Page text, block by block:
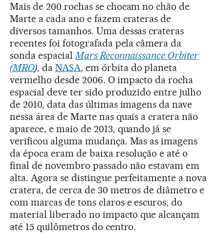
Mais de 200 rochas se chocam no chão de
Marte a cada ano e fazem crateras de
diversos tamanhos. Uma dessas crateras
recentes foi fotografada pela câmera da
sonda espacialMars Reconnaissance Orbiter
(MRO), da NASA, em órbita do planeta
vermelho desde 2006. O impacto da rocha
espacial deve ter sido produzido entre julho
de 2010, data das últimas imagens da nave
nessa área de Marte nas quais a cratera não
aparece, e maio de 2013, quando já se
verificou alguma mudança. Mas as imagens
da época eram de baixa resolução e até o
final de novembro passado não estavam em
alta. Agora se distingue perfeitamente a nova
cratera, de cerca de 30 metros de diâmetro e
com marcas de tons claros e escuros, do
material liberado no impacto que alcançam
até 15 quilômetros do centro.